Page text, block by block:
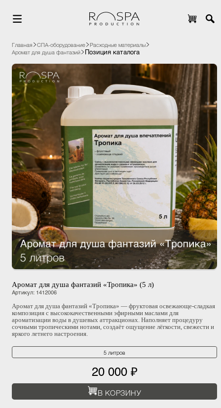
Главная СПА-оборудование
Расходные материалы
Аромат для душа фантазий
Позиция каталога
Аромат для душа фантазий «Тропика» (5 л)
Артикул: 1412006
Аромат для душа фантазий «Тропика» — фруктовая освежающе-сладкая
композиция с высококачественными эфирными маслами для
ароматизации воды в душевых аттракционах. Наполняет процедуру
сочными тропическими нотами, создаёт ощущение лёгкости, свежести и
яркого летнего настроения.
5 литров
20 000 ₽
В КОРЗИНУ